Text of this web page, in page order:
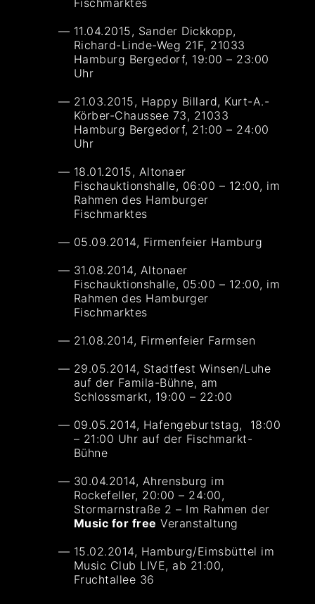
11.04.2015, Sander Dickkopp,
Richard-Linde-Weg 21F, 21033
Hamburg Bergedorf, 19:00 – 23:00
Uhr
21.03.2015, Happy Billard, Kurt-A.-
Körber-Chaussee 73, 21033
Hamburg Bergedorf, 21:00 – 24:00
Uhr
18.01.2015, Altonaer
Fischauktionshalle, 06:00 – 12:00, im
Rahmen des Hamburger
Fischmarktes
05.09.2014, Firmenfeier Hamburg
31.08.2014, Altonaer
Fischauktionshalle, 05:00 – 12:00, im
Rahmen des Hamburger
Fischmarktes
21.08.2014, Firmenfeier Farmsen
29.05.2014, Stadtfest Winsen/Luhe
auf der Famila-Bühne, am
Schlossmarkt, 19:00 – 22:00
09.05.2014, Hafengeburtstag, 18:00
– 21:00 Uhr auf der Fischmarkt-
Bühne
30.04.2014, Ahrensburg im
Rockefeller, 20:00 – 24:00,
Stormarnstraße 2 – Im Rahmen der
Music for free Veranstaltung
15.02.2014, Hamburg/Eimsbüttel im
Music Club LIVE, ab 21:00,
Fruchtallee 36